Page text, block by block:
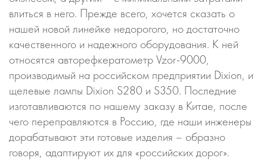
влиться в него. Прежде всего, хочется сказать о
нашей новой линейке недорогого, но достаточно
качественного и надежного оборудования. К ней
относятся авторефкератометр Vzor-9000,
производимый на российском предприятии Dixion, и
щелевые лампы Dixion S280 и S350. Последние
изготавливаются по нашему заказу в Китае, после
чего переправляются в Россию, где наши инженеры
дорабатывают эти готовые изделия – образно
говоря, адаптируют их для «российских дорог».